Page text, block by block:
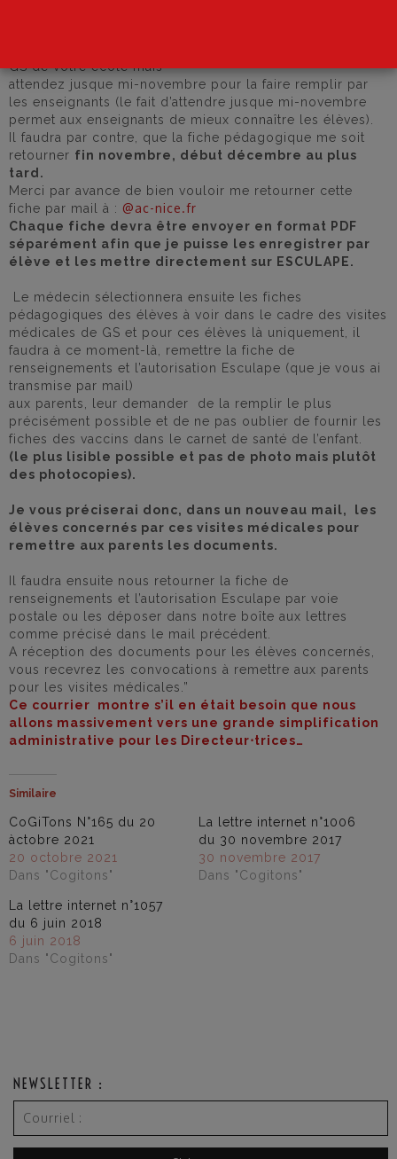
GS de votre école mais
attendez jusque mi-novembre pour la faire remplir par
les enseignants (le fait d’attendre jusque mi-novembre
permet aux enseignants de mieux connaître les élèves).
Il faudra par contre, que la fiche pédagogique me soit
retourner fin novembre, début décembre au plus
tard.
Merci par avance de bien vouloir me retourner cette
fiche par mail à : @ac-nice.fr
Chaque fiche devra être envoyer en format PDF
séparément afin que je puisse les enregistrer par
élève et les mettre directement sur ESCULAPE.
Le médecin sélectionnera ensuite les fiches
pédagogiques des élèves à voir dans le cadre des visites
médicales de GS et pour ces élèves là uniquement, il
faudra à ce moment-là, remettre la fiche de
renseignements et l’autorisation Esculape (que je vous ai
transmise par mail)
aux parents, leur demander de la remplir le plus
précisément possible et de ne pas oublier de fournir les
fiches des vaccins dans le carnet de santé de l’enfant.
(le plus lisible possible et pas de photo mais plutôt
des photocopies).
Je vous préciserai donc, dans un nouveau mail, les
élèves concernés par ces visites médicales pour
remettre aux parents les documents.
Il faudra ensuite nous retourner la fiche de
renseignements et l’autorisation Esculape par voie
postale ou les déposer dans notre boîte aux lettres
comme précisé dans le mail précédent.
A réception des documents pour les élèves concernés,
vous recevrez les convocations à remettre aux parents
pour les visites médicales.”
Ce courrier montre s’il en était besoin que nous
allons massivement vers une grande simplification
administrative pour les Directeur⋅trices…
Similaire
CoGiTons N°165 du 20
àctobre 2021
20 octobre 2021
Dans "Cogitons"
La lettre internet n°1006
du 30 novembre 2017
30 novembre 2017
Dans "Cogitons"
La lettre internet n°1057
du 6 juin 2018
6 juin 2018
Dans "Cogitons"
NEWSLETTER :